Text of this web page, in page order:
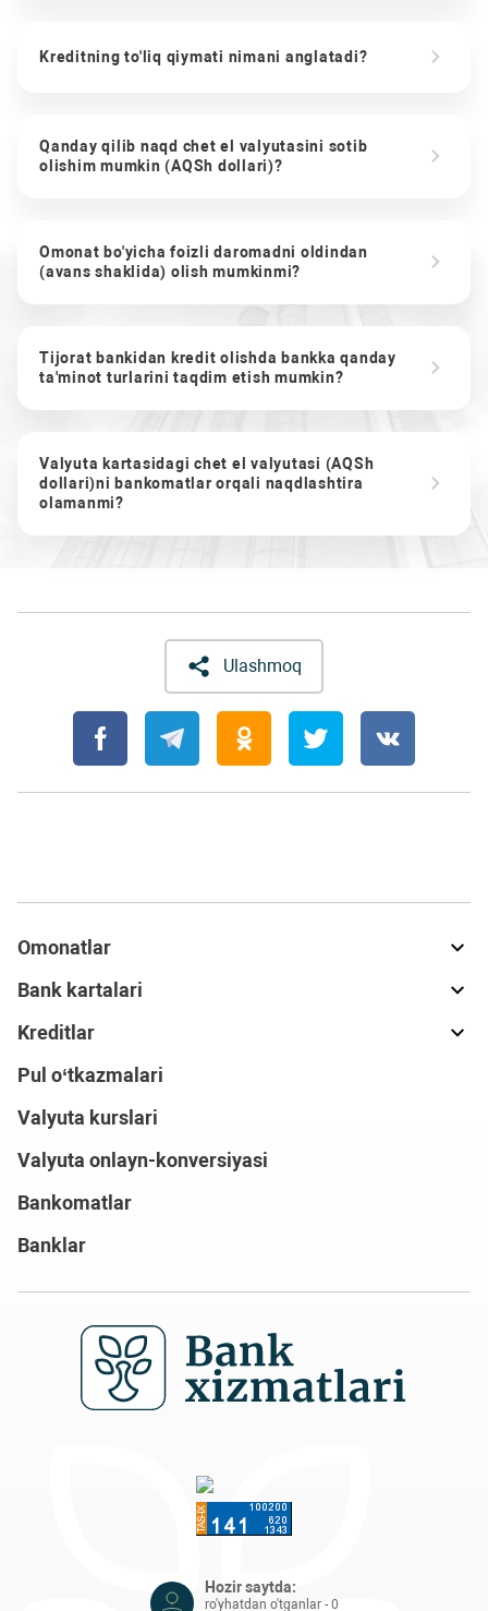
Kreditning to'liq qiymati nimani anglatadi?
Qanday qilib naqd chet el valyutasini sotib
olishim mumkin (AQSh dollari)?
Omonat bo'yicha foizli daromadni oldindan
(avans shaklida) olish mumkinmi?
Tijorat bankidan kredit olishda bankka qanday
ta'minot turlarini taqdim etish mumkin?
Valyuta kartasidagi chet el valyutasi (AQSh
dollari)ni bankomatlar orqali naqdlashtira
olamanmi?
Ulashmoq
Omonatlar
Bank kartalari
Kreditlar
Pul o‘tkazmalari
Valyuta kurslari
Valyuta onlayn-konversiyasi
Bankomatlar
Banklar
Hozir saytda:
ro'yhatdan o'tganlar - 0